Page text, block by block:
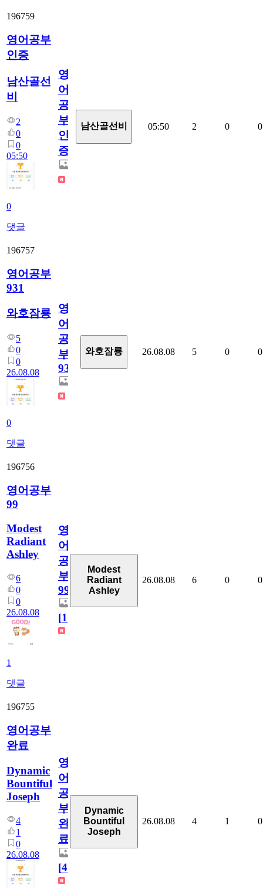
196759
영어공부
인증
남산골선
비
2
0
0
05:50
0
댓글
영
어
공
부
인
증
남산골선비 05:50 2 0 0
196757
영어공부
931
와호잠룡
5
0
0
26.08.08
0
댓글
영
어
공
부
931
와호잠룡 26.08.08 5 0 0
196756
영어공부
99
Modest
Radiant
Ashley
6
0
0
26.08.08
1
댓글
영
어
공
부
99
[1]
Modest
Radiant
Ashley
26.08.08 6 0 0
196755
영어공부
완료
Dynamic
Bountiful
Joseph
4
1
0
26.08.08
영
어
공
부
완
료
[4]
Dynamic
Bountiful
Joseph
26.08.08 4 1 0